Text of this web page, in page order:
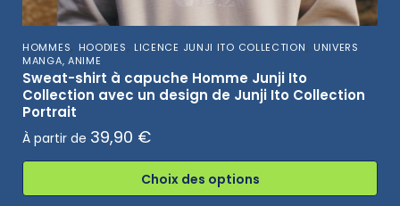
HOMMES, HOODIES, LICENCE JUNJI ITO COLLECTION, UNIVERS
MANGA, ANIME
Sweat-shirt à capuche Homme Junji Ito
Collection avec un design de Junji Ito Collection
Portrait
À partir de 39,90 €
Choix des options